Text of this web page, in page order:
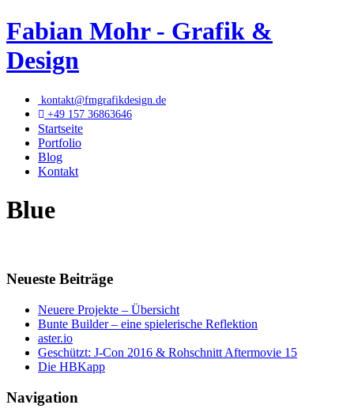
Fabian Mohr - Grafik &
Design
kontakt@fmgrafikdesign.de
+49 157 36863646
Startseite
Portfolio
Blog
Kontakt
Blue
Neueste Beiträge
Neuere Projekte – Übersicht
Bunte Builder – eine spielerische Reflektion
aster.io
Geschützt: J-Con 2016 & Rohschnitt Aftermovie 15
Die HBKapp
Navigation